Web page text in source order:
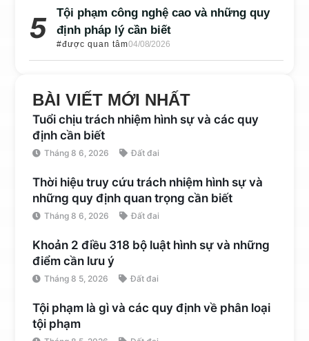
Tội phạm công nghệ cao và những quy
định pháp lý cần biết
#được quan tâm04/08/2026
BÀI VIẾT MỚI NHẤT
Tuổi chịu trách nhiệm hình sự và các quy
định cần biết
Tháng 8 6, 2026 Đất đai
Thời hiệu truy cứu trách nhiệm hình sự và
những quy định quan trọng cần biết
Tháng 8 6, 2026 Đất đai
Khoản 2 điều 318 bộ luật hình sự và những
điểm cần lưu ý
Tháng 8 5, 2026 Đất đai
Tội phạm là gì và các quy định về phân loại
tội phạm